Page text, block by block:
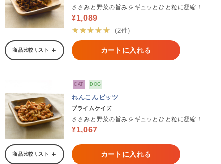
ささみと野菜の旨みをギュッとひと粒に凝縮！
¥1,089
★★★★★
(2件)
商品比較リスト カートに入れる
CAT DOG
れんこんビッツ
プライムケイズ
ささみと野菜の旨みをギュッとひと粒に凝縮！
¥1,067
商品比較リスト カートに入れる